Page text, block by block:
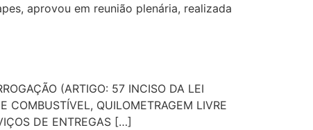
aprovou em reunião plenária, realizada
(ARTIGO: 57 INCISO DA LEI
COMBUSTÍVEL, QUILOMETRAGEM LIVRE
DE ENTREGAS […]